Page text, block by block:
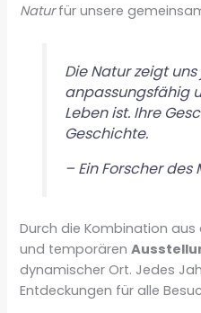
Naturfür unsere
Die Natur zeigt
anpassungsfähig
Leben ist. Ihre
Geschichte.
– Ein Forscher des
Durch die Kombination
und temporären
dynamischer Ort. Jedes
Entdeckungen für alle